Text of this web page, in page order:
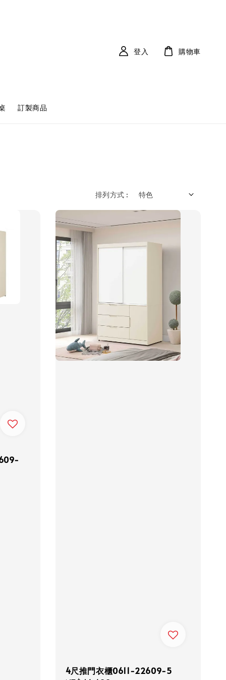
訂製商品
登入 購物車
排列方式 :
4尺推門衣櫃0611-22609-5